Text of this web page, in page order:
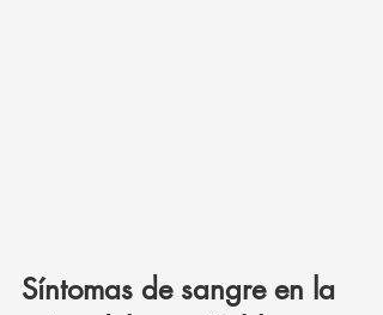
Síntomas de sangre en la